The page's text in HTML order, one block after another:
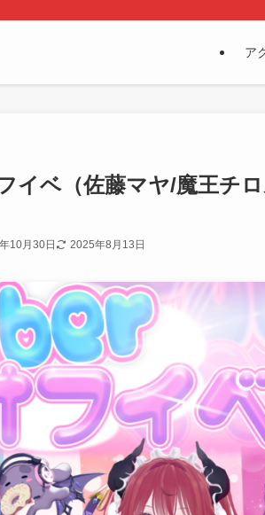
ア
イベ（佐藤マヤ/魔王チ
10月30日 2025年8月13日